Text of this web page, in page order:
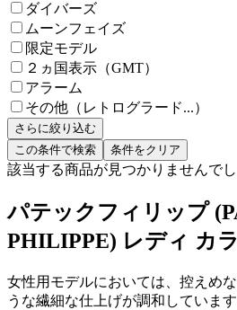
ダイバーズ
ムーンフェイズ
限定モデル
２ヵ国表示（GMT）
アラーム
その他（レトログラード...）
さらに絞り込む
この条件で検索
条件をクリア
該当する商品が見つかりませんでし
パテックフィリップ
PHILIPPE) レディ カ
女性用モデルにおいては、控えめ
うな繊細な仕上げが調和していま